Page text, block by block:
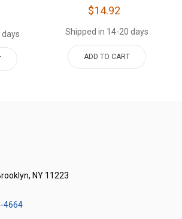
$14.92
Shipped in 14-20 days
ADD TO CART
NY 11223
4664